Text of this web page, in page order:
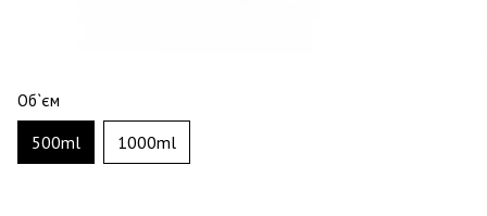
Об`єм
500ml 1000ml